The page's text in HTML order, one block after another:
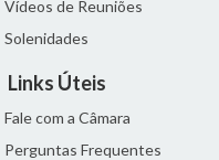
Vídeos de Reuniões
Solenidades
Links Úteis
Fale com a Câmara
Perguntas Frequentes